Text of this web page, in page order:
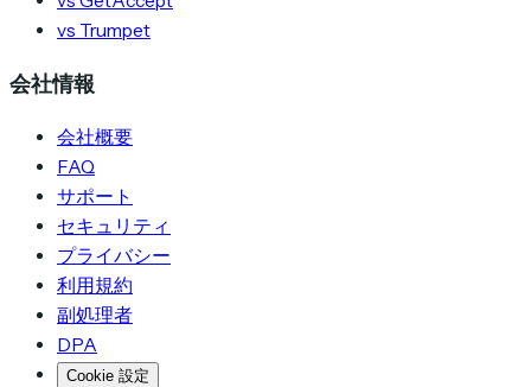
vs Trumpet
会社情報
会社概要
FAQ
サポート
セキュリティ
プライバシー
利用規約
副処理者
DPA
Cookie 設定